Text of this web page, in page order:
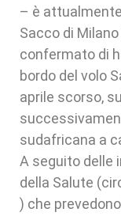
– è
Sacco di
confermato di
bordo del volo
aprile scorso,
sudafricana a
A seguito delle
della Salute
) che